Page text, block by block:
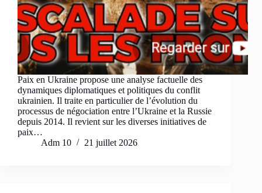
Paix en Ukraine propose une analyse factuelle des
dynamiques diplomatiques et politiques du conflit
ukrainien. Il traite en particulier de l’évolution du
processus de négociation entre l’Ukraine et la Russie
depuis 2014. Il revient sur les diverses initiatives de
paix…
Adm 10
21 juillet 2026